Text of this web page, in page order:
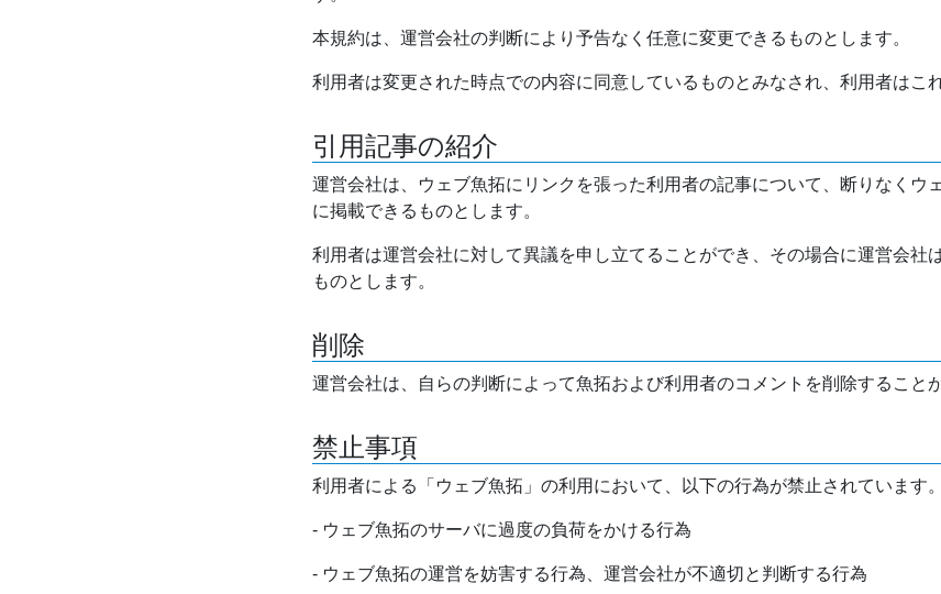
本規約は、運営会社の判断により予告なく任意に変更できるものとします。
利用者は変更された時点での内容に同意しているものとみなされ、利用者はこ
引用記事の紹介
運営会社は、ウェブ魚拓にリンクを張った利用者の記事について、断りなくウ
に掲載できるものとします。
利用者は運営会社に対して異議を申し立てることができ、その場合に運営会社
ものとします。
削除
運営会社は、自らの判断によって魚拓および利用者のコメントを削除すること
禁止事項
利用者による「ウェブ魚拓」の利用において、以下の行為が禁止されています。
- ウェブ魚拓のサーバに過度の負荷をかける行為
- ウェブ魚拓の運営を妨害する行為、運営会社が不適切と判断する行為